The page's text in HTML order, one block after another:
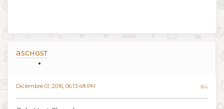
aѕcнoѕт
Diciembre 01, 2016, 06:13:48 PM #4